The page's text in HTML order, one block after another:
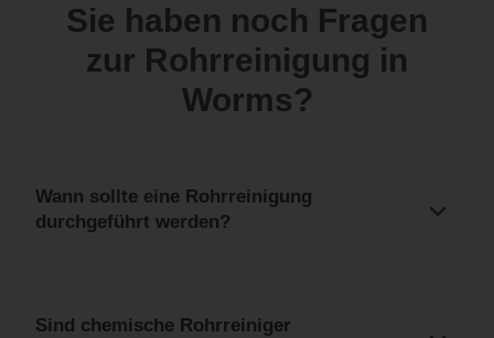
Sie haben noch Fragen
zur Rohrreinigung in
Worms?
Wann sollte eine Rohrreinigung
durchgeführt werden?
Sind chemische Rohrreiniger